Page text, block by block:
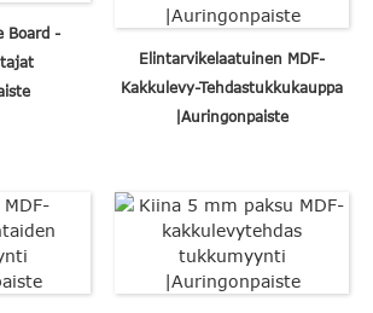
Board -
Elintarvikelaatuinen MDF-
Kakkulevy-Tehdastukkukauppa
|Auringonpaiste